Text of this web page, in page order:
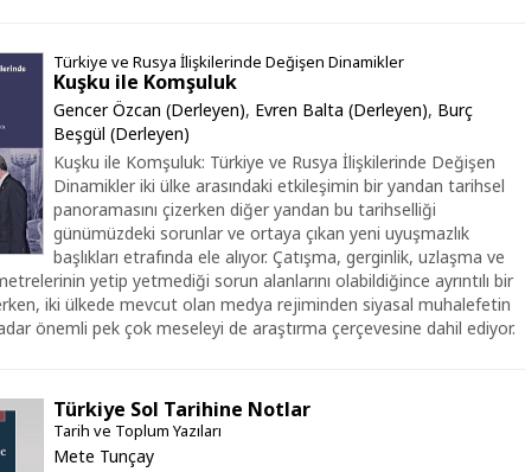
Türkiye ve Rusya İlişkilerinde Değişen Dinamikler
Kuşku ile Komşuluk
Gencer Özcan (Derleyen), Evren Balta (Derleyen), Burç
Beşgül (Derleyen)
Kuşku ile Komşuluk: Türkiye ve Rusya İlişkilerinde Değişen
Dinamikler iki ülke arasındaki etkileşimin bir yandan tarihsel
panoramasını çizerken diğer yandan bu tarihselliği
günümüzdeki sorunlar ve ortaya çıkan yeni uyuşmazlık
başlıkları etrafında ele alıyor. Çatışma, gerginlik, uzlaşma ve
yetip yetmediği sorun alanlarını olabildiğince ayrıntılı bir
iki ülkede mevcut olan medya rejiminden siyasal muhalefetin
önemli pek çok meseleyi de araştırma çerçevesine dahil ediyor.
Türkiye Sol Tarihine Notlar
Tarih ve Toplum Yazıları
Mete Tunçay